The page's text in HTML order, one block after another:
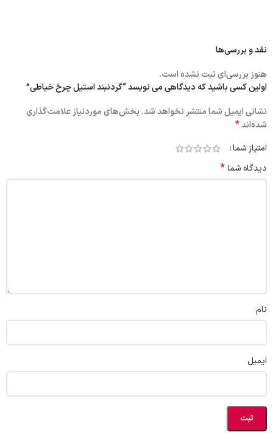
نقد و بررسی‌ها
هنوز بررسی‌ای ثبت نشده است.
اولین کسی باشید که دیدگاهی می نویسد “گردنبند استیل چرخ خیاطی”
نشانی ایمیل شما منتشر نخواهد شد. بخش‌های موردنیاز علامت‌گذاری
شده‌اند*
امتیاز شما
دیدگاه شما*
نام
ایمیل